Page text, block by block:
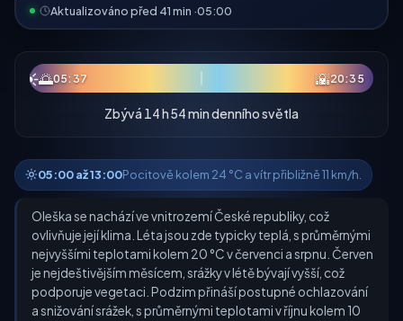
Aktualizováno před 41 min ·05:00
🌅05:37
☀ 🌇20:35
Zbývá 14 h 54 min denního světla
05:00 až 13:00Pocitově kolem 24 °C a vítr přibližně 11 km/h.
Oleška se nachází ve vnitrozemí České republiky, což
ovlivňuje její klima. Léta jsou zde typicky teplá, s průměrnými
nejvyššími teplotami kolem 20 °C v červenci a srpnu. Červen
je nejdeštivějším měsícem, srážky v létě bývají vyšší, což
podporuje vegetaci. Podzim přináší postupné ochlazování
a snižování srážek, s průměrnými teplotami v říjnu kolem 10